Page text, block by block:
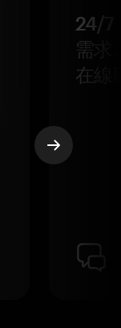
24/7
需求
在線